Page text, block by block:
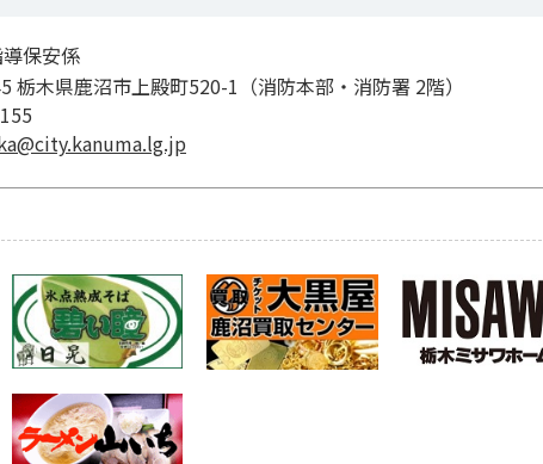
保安係
栃木県鹿沼市上殿町520-1（消防本部・消防署 2階）